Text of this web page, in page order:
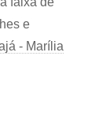
e
- Marília